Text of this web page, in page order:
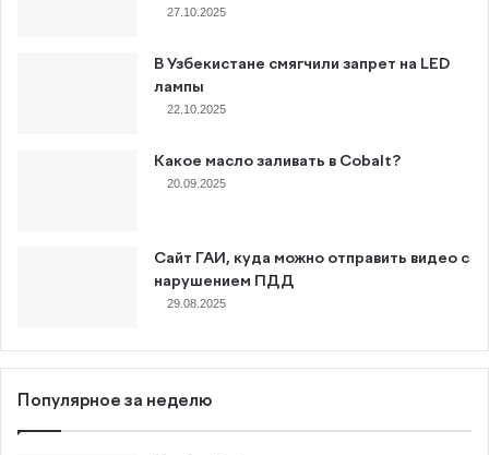
27.10.2025
В Узбекистане смягчили запрет на LED
лампы
22.10.2025
Какое масло заливать в Cobalt?
20.09.2025
Сайт ГАИ, куда можно отправить видео с
нарушением ПДД
29.08.2025
Популярное за неделю